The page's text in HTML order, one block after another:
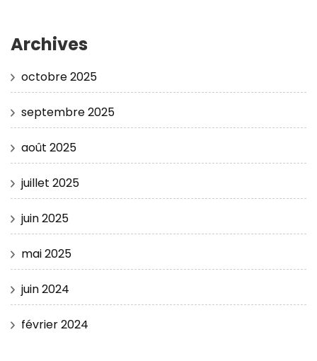
Archives
octobre 2025
septembre 2025
août 2025
juillet 2025
juin 2025
mai 2025
juin 2024
février 2024